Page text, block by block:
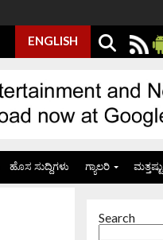
ENGLISH
ಹೊಸ ಸುದ್ದಿಗಳು ಗ್ಯಾಲರಿ ಮತ್ತಷ್ಟು
Search